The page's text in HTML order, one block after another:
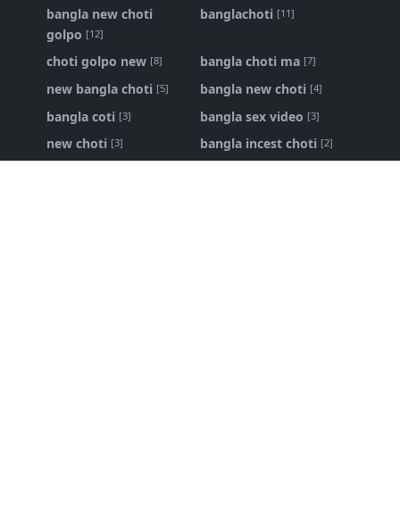
bangla new choti
golpo [12]
banglachoti [11]
choti golpo new [8] bangla choti ma [7]
new bangla choti [5] bangla new choti [4]
bangla coti [3] bangla sex video [3]
new choti [3] bangla incest choti [2]